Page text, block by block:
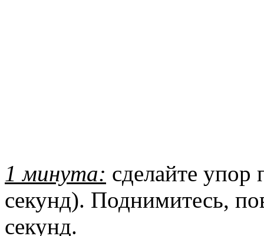
1 минута: сделайте упор
секунд). Поднимитесь,
секунд.